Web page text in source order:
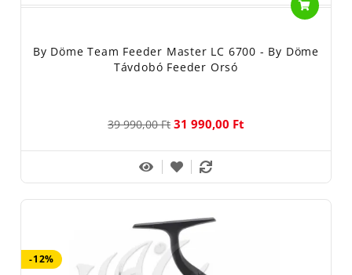
By Döme Team Feeder Master LC 6700 - By Döme
Távdobó Feeder Orsó
39 990,00 Ft 31 990,00 Ft
-12%